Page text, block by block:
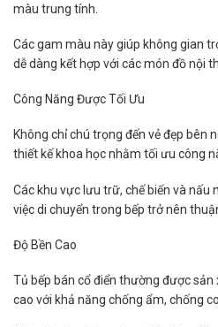
màu trung tính.
Các gam màu này giúp không gian
dễ dàng kết hợp với các món đồ nội
Công Năng Được Tối Ưu
Không chỉ chú trọng đến vẻ đẹp bên
thiết kế khoa học nhằm tối ưu công
Các khu vực lưu trữ, chế biến và nấu
việc di chuyển trong bếp trở nên
Độ Bền Cao
Tủ bếp bán cổ điển thường được
cao với khả năng chống ẩm, chống